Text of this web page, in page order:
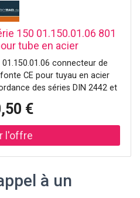
150 01.150.01.06 801
tube en acier
connecteur de
CE pour tuyau en acier
des séries DIN 2442 et
Fioul jusqu'à 801 "
pour l'eau potable jusqu'à
jusqu'à 80 °C pour gaz -20 à
huile PN 6 avec eau W534 N°
8511AU2216 pour gaz DIN
€
à un